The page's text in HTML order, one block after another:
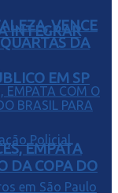
INTEGRAR
EM SP
VENCE
DA
EMPATA
DA COPA DO